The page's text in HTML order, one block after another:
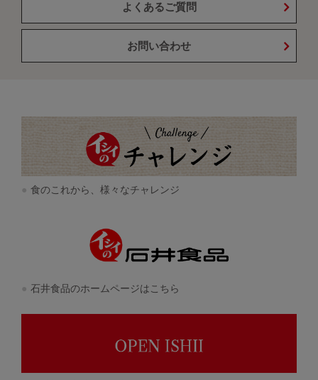
よくあるご質問
お問い合わせ
食のこれから、様々なチャレンジ
石井食品のホームページはこちら